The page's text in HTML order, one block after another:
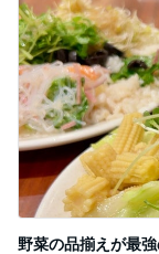
野菜の品揃えが最